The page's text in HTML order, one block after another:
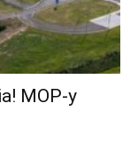
MOP-y